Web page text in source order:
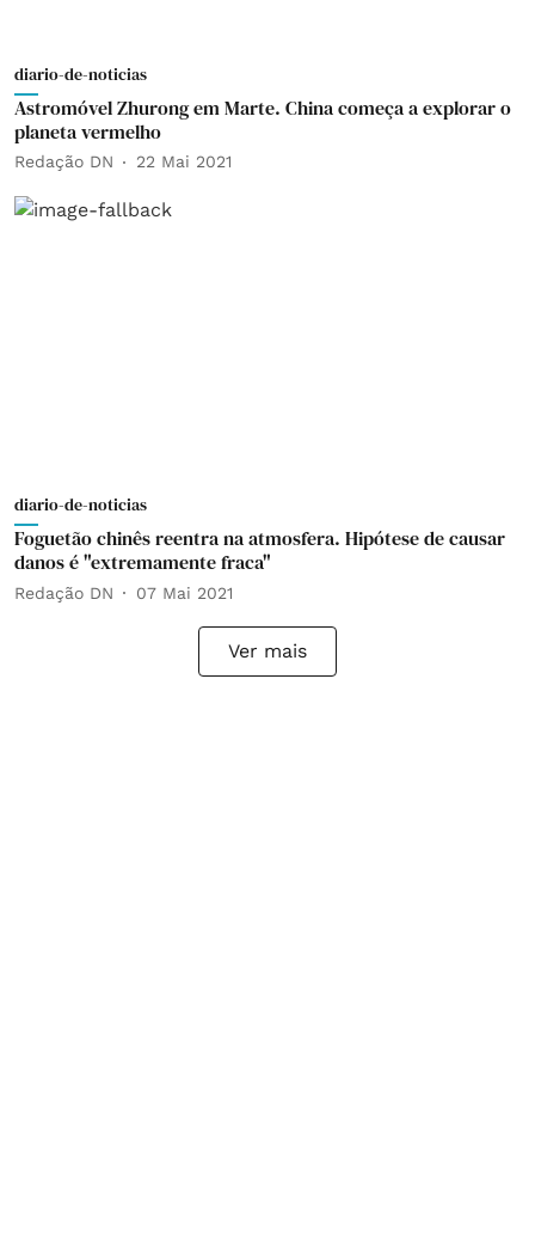
diario-de-noticias
Astromóvel Zhurong em Marte. China começa a explorar o
planeta vermelho
Redação DN 22 Mai 2021
diario-de-noticias
Foguetão chinês reentra na atmosfera. Hipótese de causar
danos é "extremamente fraca"
Redação DN 07 Mai 2021
Ver mais